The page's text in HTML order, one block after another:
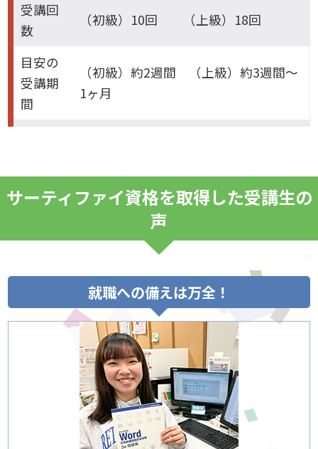
受講回
数
（初級）10回 （上級）18回
目安の
受講期
間
（初級）約2週間 （上級）約3週間～
1ヶ月
サーティファイ資格を取得した受講生の
声
就職への備えは万全！